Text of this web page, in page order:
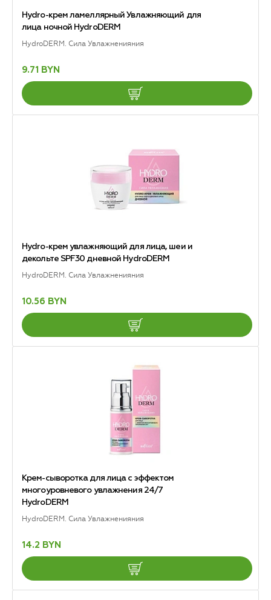
Hydro-крем ламеллярный Увлажняющий для
лица ночной HydroDERM
HydroDERM. Сила Увлажненияния
9.71 BYN
Hydro-крем увлажняющий для лица, шеи и
декольте SPF30 дневной HydroDERM
HydroDERM. Сила Увлажненияния
10.56 BYN
Крем-сыворотка для лица с эффектом
многоуровневого увлажнения 24/7
HydroDERM
HydroDERM. Сила Увлажненияния
14.2 BYN